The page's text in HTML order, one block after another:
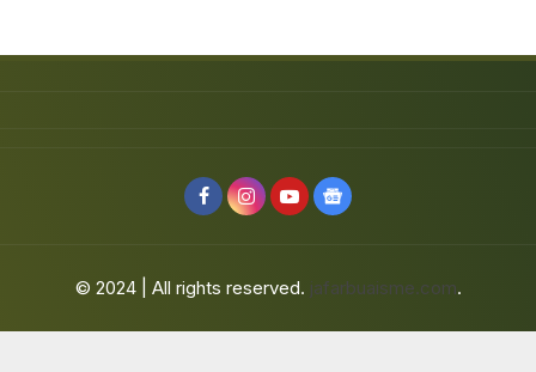
© 2024 | All rights reserved. jafarbuaisme.com.